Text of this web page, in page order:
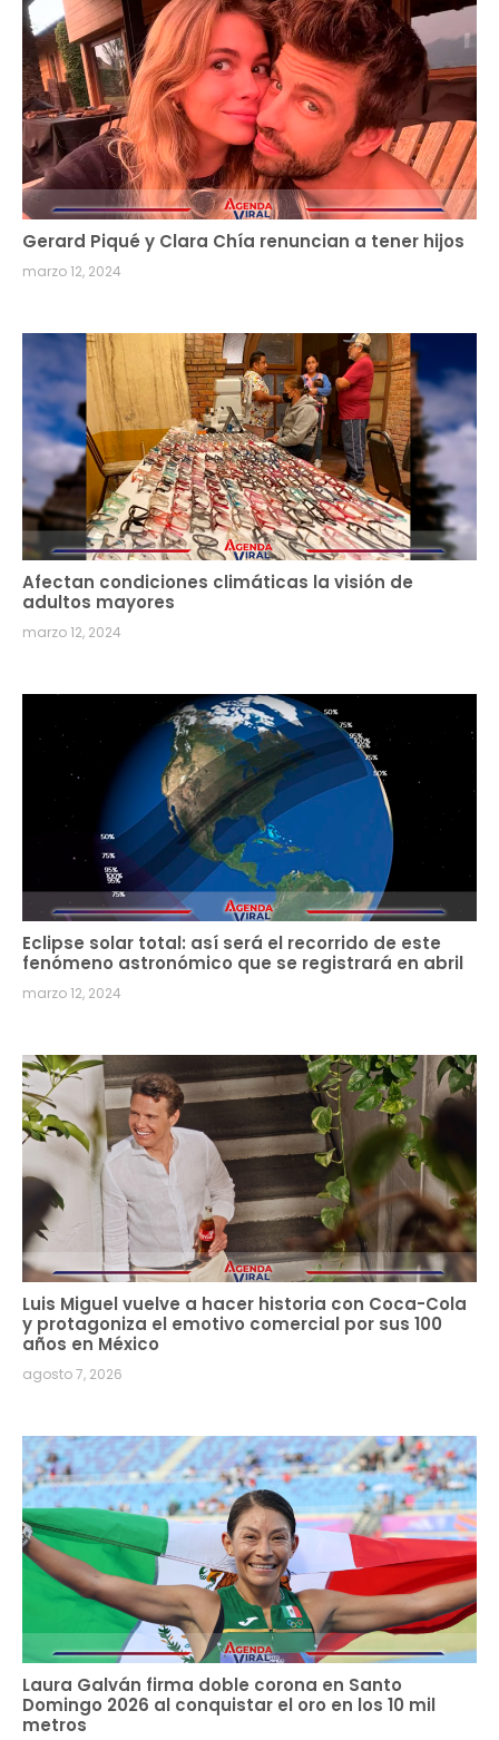
Gerard Piqué y Clara Chía renuncian a tener hijos
marzo 12, 2024
Afectan condiciones climáticas la visión de
adultos mayores
marzo 12, 2024
Eclipse solar total: así será el recorrido de este
fenómeno astronómico que se registrará en abril
marzo 12, 2024
Luis Miguel vuelve a hacer historia con Coca-Cola
y protagoniza el emotivo comercial por sus 100
años en México
agosto 7, 2026
Laura Galván firma doble corona en Santo
Domingo 2026 al conquistar el oro en los 10 mil
metros